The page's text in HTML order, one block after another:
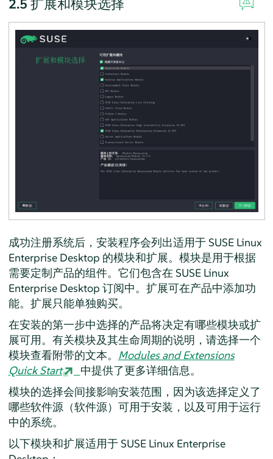
2.5 扩展和模块选择
成功注册系统后，安装程序会列出适用于 SUSE Linux
Enterprise Desktop 的模块和扩展。模块是用于根据
需要定制产品的组件。它们包含在 SUSE Linux
Enterprise Desktop 订阅中。扩展可在产品中添加功
能。扩展只能单独购买。
在安装的第一步中选择的产品将决定有哪些模块或扩
展可用。有关模块及其生命周期的说明，请选择一个
模块查看附带的文本。 Modules and Extensions
Quick Start
中提供了更多详细信息。
模块的选择会间接影响安装范围，因为该选择定义了
哪些软件源（软件源）可用于安装，以及可用于运行
中的系统。
以下模块和扩展适用于 SUSE Linux Enterprise